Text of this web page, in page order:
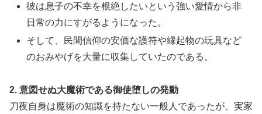
彼は息子の不幸を根絶したいという強い愛情から非
日常の力にすがるようになった。
そして、民間信仰の安価な護符や縁起物の玩具など
のおみやげを大量に収集していたのである。
2. 意図せぬ大魔術である御使堕しの発動
刀夜自身は魔術の知識を持たない一般人であったが、実家